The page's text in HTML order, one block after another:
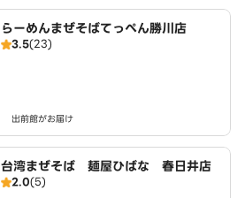
らーめんまぜそばてっぺん勝川店
3.5(23)
出前館がお届け
台湾まぜそば 麺屋ひばな 春日井店
2.0(5)